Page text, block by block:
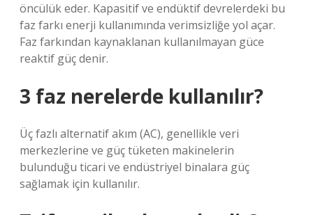
öncülük eder. Kapasitif ve endüktif devrelerdeki bu
faz farkı enerji kullanımında verimsizliğe yol açar.
Faz farkından kaynaklanan kullanılmayan güce
reaktif güç denir.
3 faz nerelerde kullanılır?
Üç fazlı alternatif akım (AC), genellikle veri
merkezlerine ve güç tüketen makinelerin
bulunduğu ticari ve endüstriyel binalara güç
sağlamak için kullanılır.